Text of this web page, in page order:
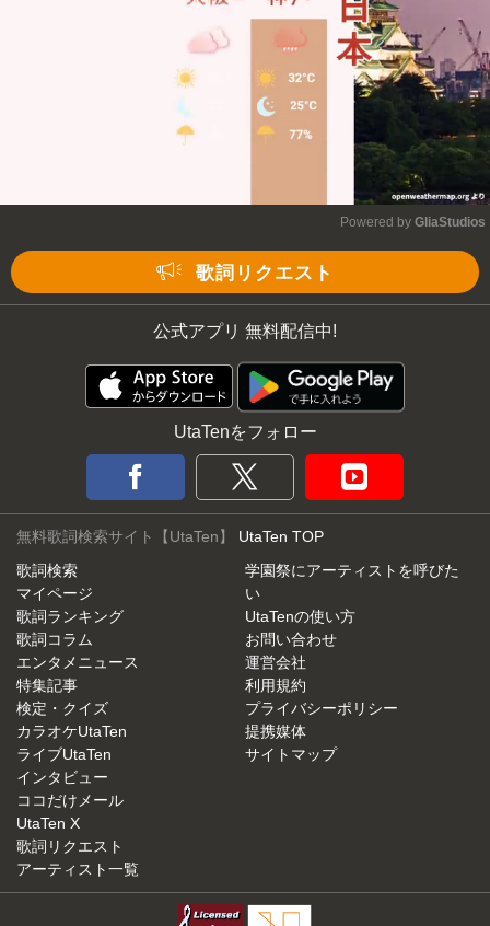
Powered by GliaStudios
歌詞リクエスト
公式アプリ 無料配信中!
UtaTenをフォロー
無料歌詞検索サイト【UtaTen】 UtaTen TOP
歌詞検索
マイページ
歌詞ランキング
歌詞コラム
エンタメニュース
特集記事
検定・クイズ
カラオケUtaTen
ライブUtaTen
インタビュー
ココだけメール
UtaTen X
歌詞リクエスト
アーティスト一覧
学園祭にアーティストを呼びた
い
UtaTenの使い方
お問い合わせ
運営会社
利用規約
プライバシーポリシー
提携媒体
サイトマップ